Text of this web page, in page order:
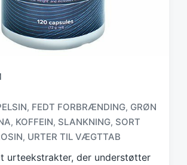
, FEDT FORBRÆNDING, GRØN
, KOFFEIN, SLANKNING, SORT
, URTER TIL VÆGTTAB
urteekstrakter, der understøtter